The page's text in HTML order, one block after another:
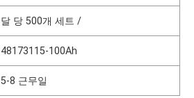
달 당 500개 세트 /
48173115-100Ah
5-8 근무일